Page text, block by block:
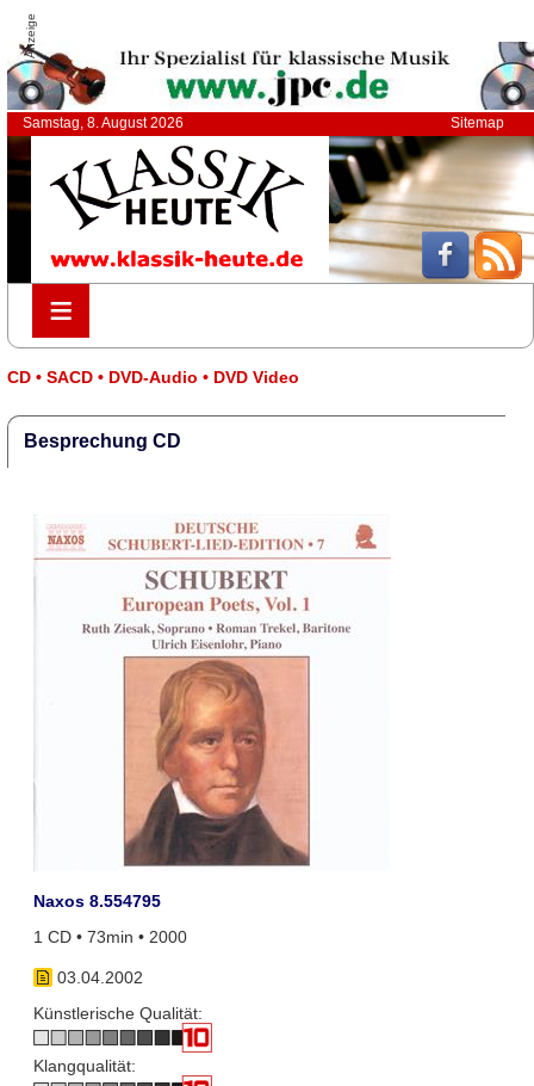
Anzeige
Samstag, 8. August 2026 Sitemap
≡
≡
CD • SACD • DVD-Audio • DVD Video
Besprechung CD
Naxos 8.554795
1 CD • 73min • 2000
03.04.2002
Künstlerische Qualität:
Klangqualität: